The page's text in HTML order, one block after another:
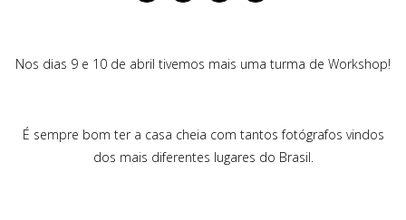
Nos dias 9 e 10 de abril tivemos mais uma turma de Workshop!
É sempre bom ter a casa cheia com tantos fotógrafos vindos
dos mais diferentes lugares do Brasil.